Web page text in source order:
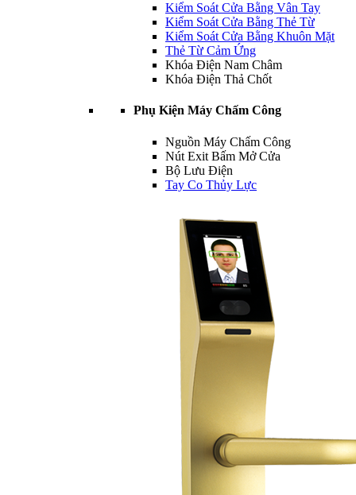
Kiểm Soát Cửa Bằng Vân Tay
Kiểm Soát Cửa Bằng Thẻ Từ
Kiểm Soát Cửa Bằng Khuôn Mặt
Thẻ Từ Cảm Ứng
Khóa Điện Nam Châm
Khóa Điện Thả Chốt
Phụ Kiện Máy Chấm Công
Nguồn Máy Chấm Công
Nút Exit Bấm Mở Cửa
Bộ Lưu Điện
Tay Co Thủy Lực